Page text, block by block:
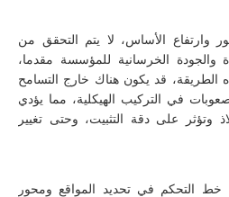
وارتفاع الأساس، لا يتم التحقق من
الخرسانية للمؤسسة مقدما،
الطريقة، قد يكون هناك خارج التسامح
في التركيب الهيكلية، مما يؤدي
وتؤثر على دقة التثبيت، وحتى تغيير
التحكم في تحديد المواقع ومحور